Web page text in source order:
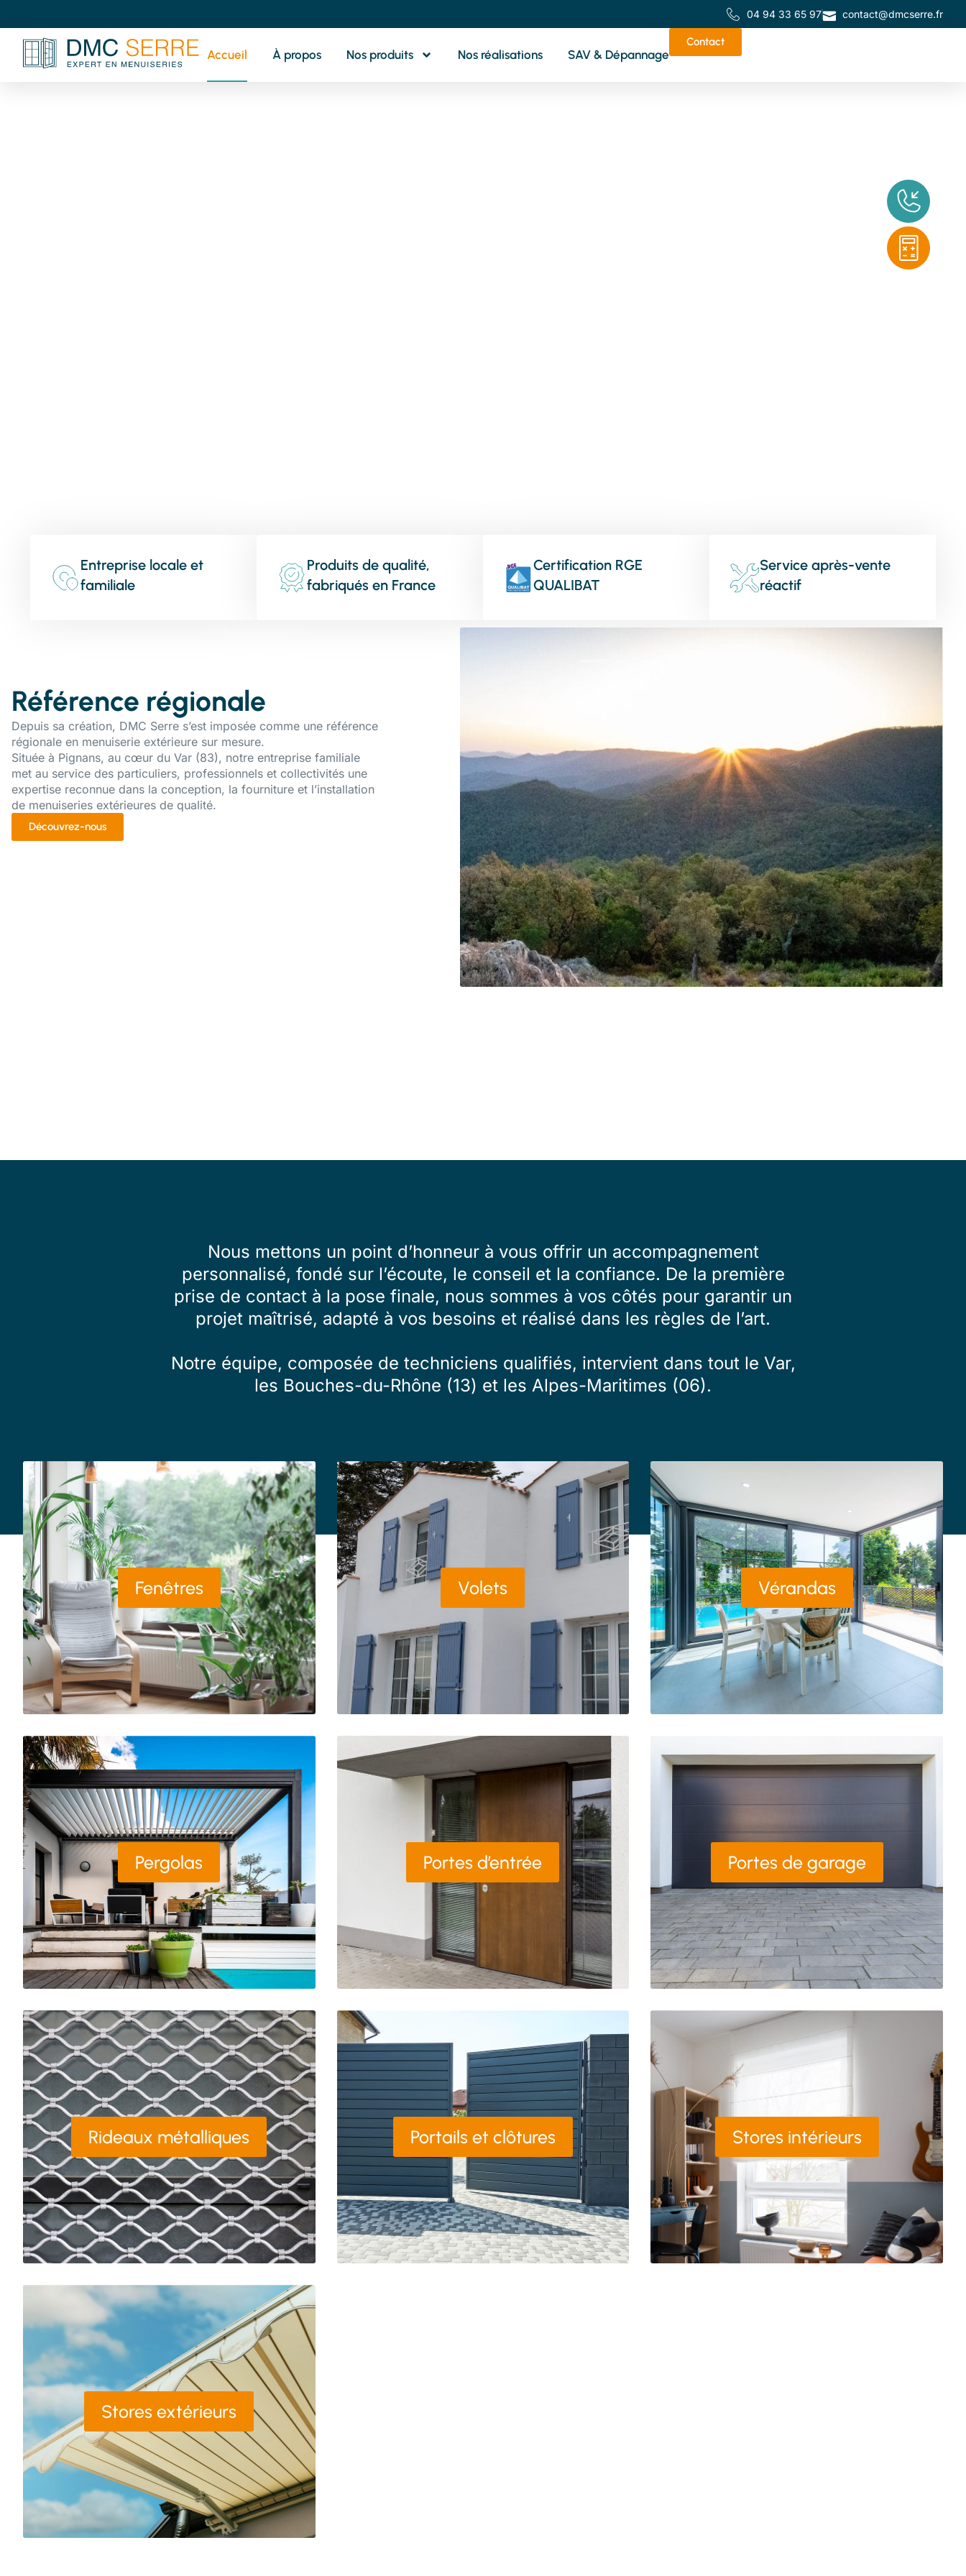
04 94 33 65 97 contact@dmcserre.fr
Accueil À propos Nos produits Nos réalisations SAV & Dépannage
Contact
Entreprise locale et
familiale
Produits de qualité,
fabriqués en France
Certification RGE
QUALIBAT
Service après-vente
réactif
Référence régionale
Depuis sa création, DMC Serre s’est imposée comme une référence
régionale en menuiserie extérieure sur mesure.
Située à Pignans, au cœur du Var (83), notre entreprise familiale
met au service des particuliers, professionnels et collectivités une
expertise reconnue dans la conception, la fourniture et l’installation
de menuiseries extérieures de qualité.
Découvrez-nous
Nous mettons un point d’honneur à vous offrir un accompagnement
personnalisé, fondé sur l’écoute, le conseil et la confiance. De la première
prise de contact à la pose finale, nous sommes à vos côtés pour garantir un
projet maîtrisé, adapté à vos besoins et réalisé dans les règles de l’art.
Notre équipe, composée de techniciens qualifiés, intervient dans tout le Var,
les Bouches-du-Rhône (13) et les Alpes-Maritimes (06).
Fenêtres Volets Vérandas
Pergolas Portes d’entrée Portes de garage
Rideaux métalliques Portails et clôtures Stores intérieurs
Stores extérieurs